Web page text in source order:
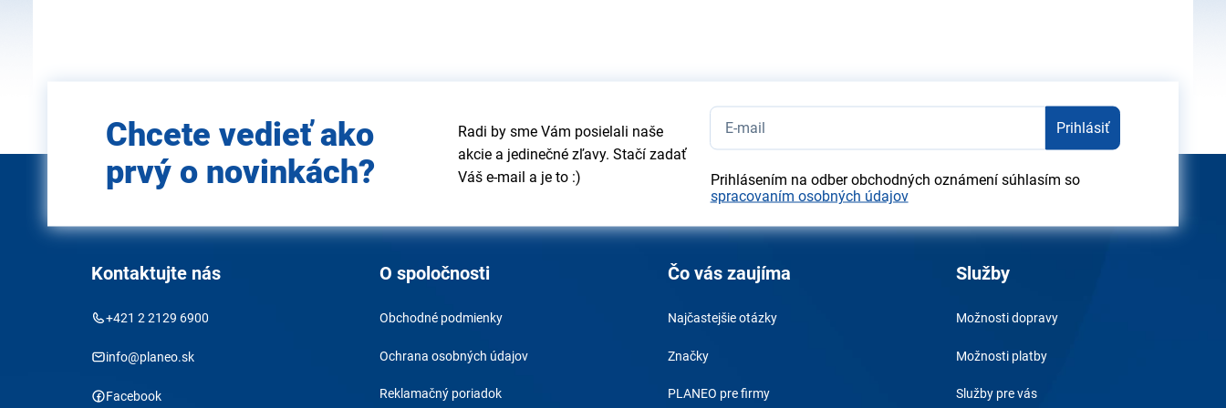
e-mail
Chcete vedieť ako
prvý o novinkách?
Radi by sme Vám posielali naše
akcie a jedinečné zľavy. Stačí zadať
Váš e-mail a je to :)
Prihlásiť
Prihlásením na odber obchodných oznámení súhlasím so
spracovaním osobných údajov
Kontaktujte nás
+421 2 2129 6900
info@planeo.sk
Facebook
O spoločnosti
Obchodné podmienky
Ochrana osobných údajov
Reklamačný poriadok
Čo vás zaujíma
Najčastejšie otázky
Značky
PLANEO pre firmy
Služby
Možnosti dopravy
Možnosti platby
Služby pre vás